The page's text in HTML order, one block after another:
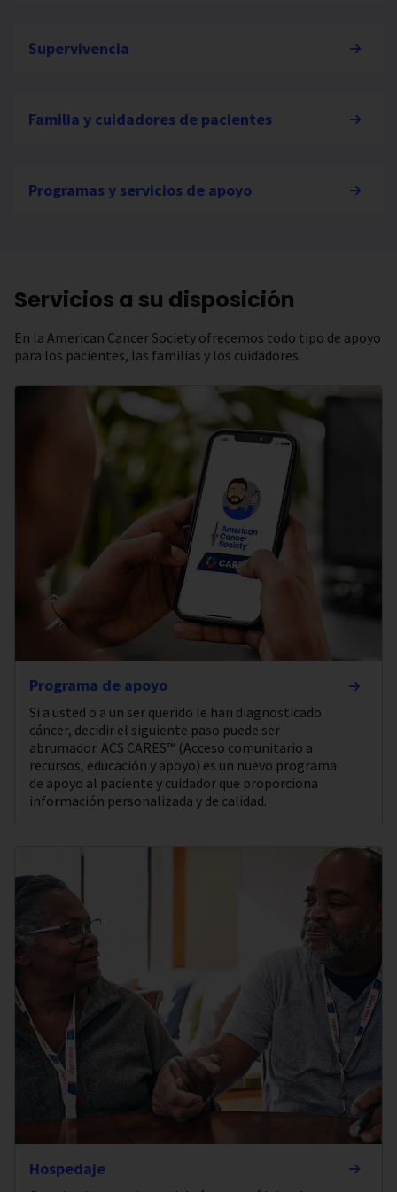
Supervivencia
Familia y cuidadores de pacientes
Programas y servicios de apoyo
Servicios a su disposición
En la American Cancer Society ofrecemos todo tipo de apoyo
para los pacientes, las familias y los cuidadores.
Programa de apoyo
Si a usted o a un ser querido le han diagnosticado
cáncer, decidir el siguiente paso puede ser
abrumador. ACS CARES™ (Acceso comunitario a
recursos, educación y apoyo) es un nuevo programa
de apoyo al paciente y cuidador que proporciona
información personalizada y de calidad.
Hospedaje